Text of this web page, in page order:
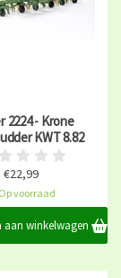
2224 - Krone
KWT 8.82
€22,99
voorraad
aan winkelwagen